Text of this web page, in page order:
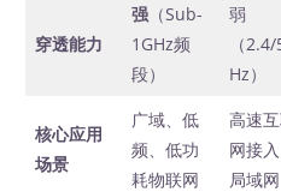
穿透能力
强（Sub-
1GHz频
段）
弱
（
Hz）
核心应用
场景
广域、低
频、低功
耗物联网
高速
网接入
局域网